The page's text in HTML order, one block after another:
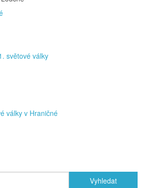
světové války
války v Hraničné